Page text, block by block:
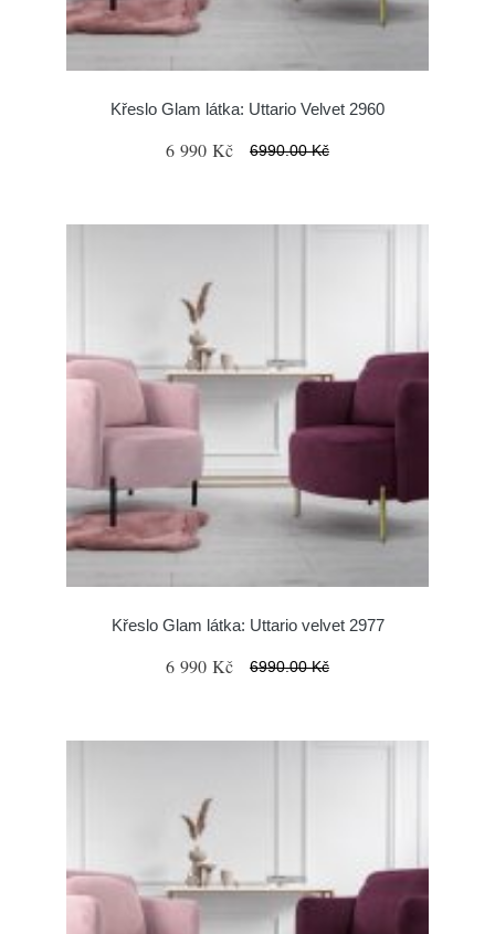
Křeslo Glam látka: Uttario Velvet 2960
6 990 Kč 6990.00 Kč
Křeslo Glam látka: Uttario velvet 2977
6 990 Kč 6990.00 Kč